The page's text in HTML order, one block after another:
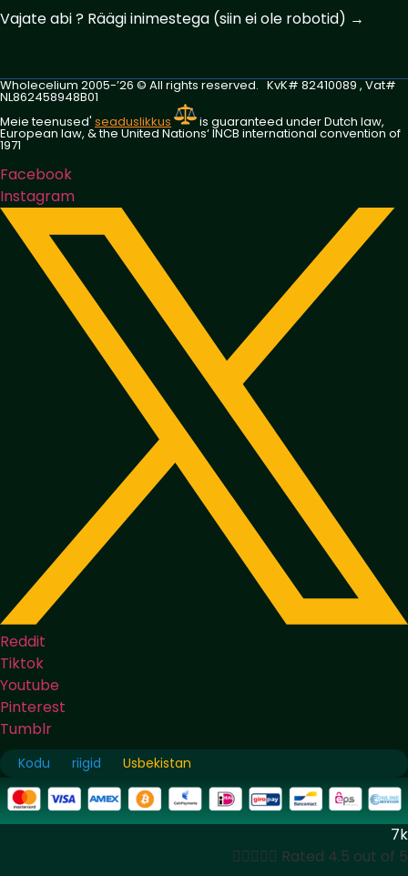
Vajate abi ? Räägi inimestega (siin ei ole robotid) →
Wholecelium 2005-’26 ©️ All rights reserved. KvK# 82410089 , Vat#
NL862458948B01
Meie teenused' seaduslikkus is guaranteed under Dutch law,
European law, & the United Nations‘ INCB international convention of
1971
Facebook
Instagram
Reddit
Tiktok
Youtube
Pinterest
Tumblr
Kodu riigid Usbekistan
7k
 Rated 4.5 out of 5